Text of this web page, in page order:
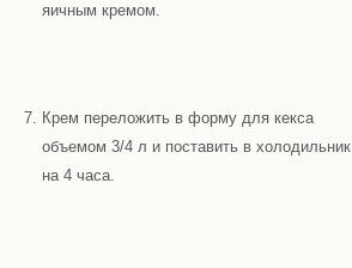
яичным кремом.
Крем переложить в форму для кекса
объемом 3/4 л и поставить в холодильник
на 4 часа.